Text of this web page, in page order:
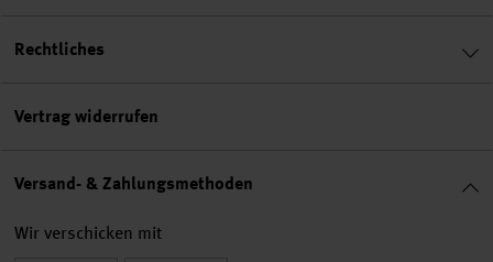
Rechtliches
Vertrag widerrufen
Versand- & Zahlungsmethoden
Wir verschicken mit